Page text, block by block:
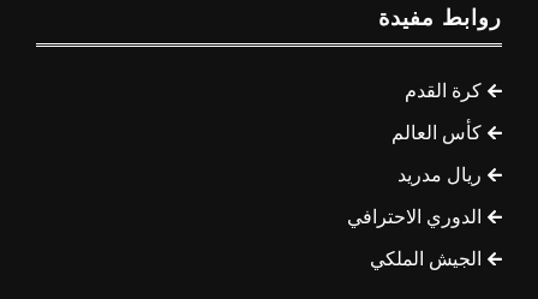
روابط مفيدة
كرة القدم
كأس العالم
ريال مدريد
الدوري الاحترافي
الجيش الملكي